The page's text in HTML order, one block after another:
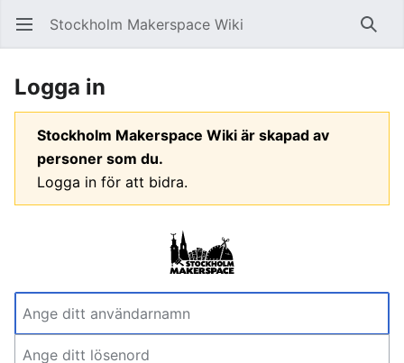
Öppna huvudmenyn Stockholm Makerspace Wiki Sök
Logga in
Stockholm Makerspace Wiki är skapad av
personer som du.
Logga in för att bidra.